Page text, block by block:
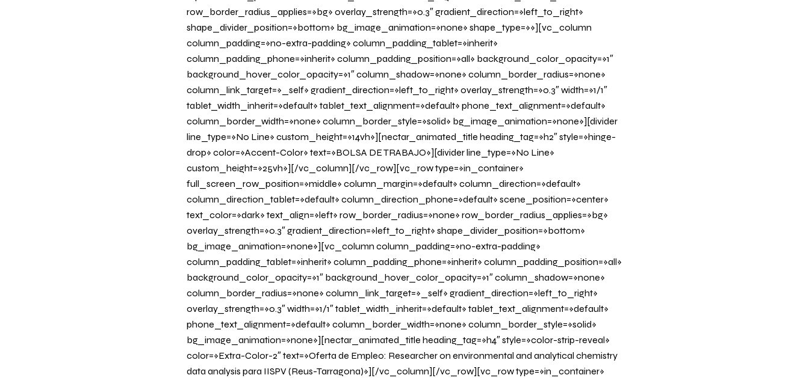
row_border_radius_applies=»bg» overlay_strength=»0.3″ gradient_direction=»left_to_right»
shape_divider_position=»bottom» bg_image_animation=»none» shape_type=»»][vc_column
column_padding=»no-extra-padding» column_padding_tablet=»inherit»
column_padding_phone=»inherit» column_padding_position=»all» background_color_opacity=»1″
background_hover_color_opacity=»1″ column_shadow=»none» column_border_radius=»none»
column_link_target=»_self» gradient_direction=»left_to_right» overlay_strength=»0.3″ width=»1/1″
tablet_width_inherit=»default» tablet_text_alignment=»default» phone_text_alignment=»default»
column_border_width=»none» column_border_style=»solid» bg_image_animation=»none»][divider
line_type=»No Line» custom_height=»14vh»][nectar_animated_title heading_tag=»h2″ style=»hinge-
drop» color=»Accent-Color» text=»BOLSA DE TRABAJO»][divider line_type=»No Line»
custom_height=»25vh»][/vc_column][/vc_row][vc_row type=»in_container»
full_screen_row_position=»middle» column_margin=»default» column_direction=»default»
column_direction_tablet=»default» column_direction_phone=»default» scene_position=»center»
text_color=»dark» text_align=»left» row_border_radius=»none» row_border_radius_applies=»bg»
overlay_strength=»0.3″ gradient_direction=»left_to_right» shape_divider_position=»bottom»
bg_image_animation=»none»][vc_column column_padding=»no-extra-padding»
column_padding_tablet=»inherit» column_padding_phone=»inherit» column_padding_position=»all»
background_color_opacity=»1″ background_hover_color_opacity=»1″ column_shadow=»none»
column_border_radius=»none» column_link_target=»_self» gradient_direction=»left_to_right»
overlay_strength=»0.3″ width=»1/1″ tablet_width_inherit=»default» tablet_text_alignment=»default»
phone_text_alignment=»default» column_border_width=»none» column_border_style=»solid»
bg_image_animation=»none»][nectar_animated_title heading_tag=»h4″ style=»color-strip-reveal»
color=»Extra-Color-2″ text=»Oferta de Empleo: Researcher on environmental and analytical chemistry
data analysis para IISPV (Reus-Tarragona)»][/vc_column][/vc_row][vc_row type=»in_container»